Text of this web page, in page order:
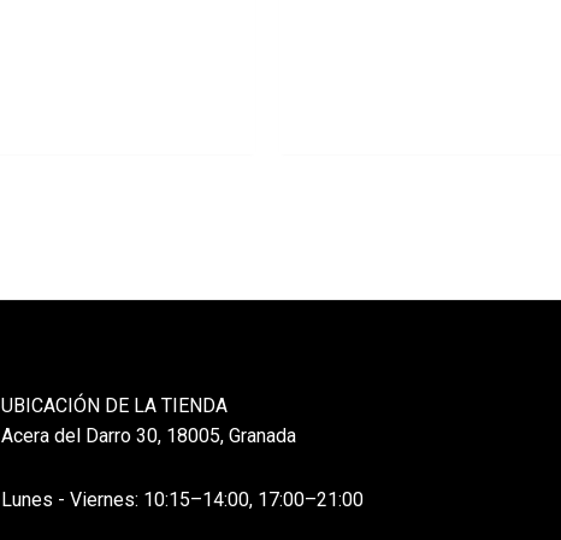
UBICACIÓN DE LA TIENDA
Acera del Darro 30, 18005, Granada
Lunes - Viernes: 10:15–14:00, 17:00–21:00